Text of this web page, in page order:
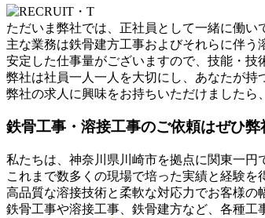
ただいま弊社では、正社員として一緒に働い
主な業務は鉄骨建方工事およびそれらに伴う
安定した仕事量がございますので、技能・技
弊社は社員一人一人を大切にし、あなたが持
弊社の求人に興味をお持ちいただけましたら
鉄骨工事・溶接工事のご依頼はぜひ弊
私たちは、神奈川県川崎市を拠点に関東一円
これまで数多くの現場で培った実績と経験を
高品質な溶接技術と柔軟な対応力でお客様の
鉄骨工事や溶接工事、鉄骨建方など、各種工